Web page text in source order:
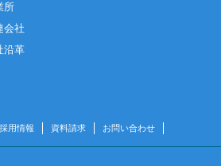
所
会社
沿革
採用情報 資料請求 お問い合わせ